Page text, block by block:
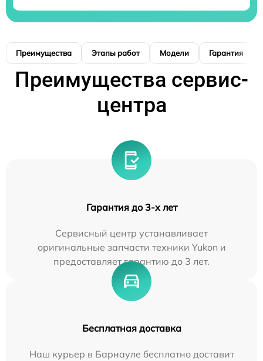
Преимущества Этапы работ Модели Гарантия
Преимущества сервис-
центра
Гарантия до 3-х лет
Сервисный центр устанавливает
оригинальные запчасти техники Yukon и
предоставляет гарантию до 3 лет.
Бесплатная доставка
Наш курьер в Барнауле бесплатно доставит